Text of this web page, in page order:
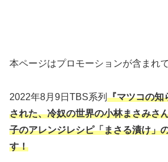
本ページはプロモーションが含まれ
2022年8月9日TBS系列 『マツコの知
された、冷奴の世界の小林まさみさ
子のアレンジレシピ「まさる漬け」
す！